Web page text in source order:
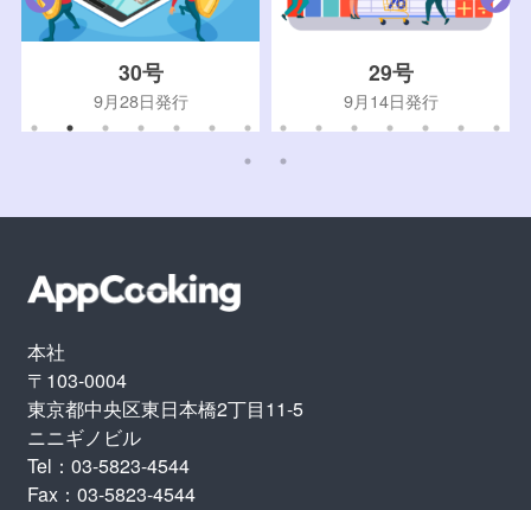
30号
9月28日発行
29号
9月14日発行
本社
〒103-0004
東京都中央区東日本橋2丁目11-5
ニニギノビル
Tel：03-5823-4544
Fax：03-5823-4544